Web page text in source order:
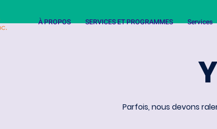
À PROPOS SERVICES ET PROGRAMMES Services
Parfois, nous devons